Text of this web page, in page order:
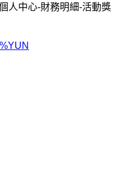
人中心-財務明細-活動獎